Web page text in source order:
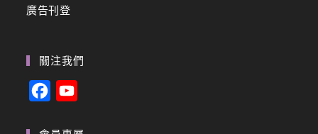
廣告刊登
關注我們